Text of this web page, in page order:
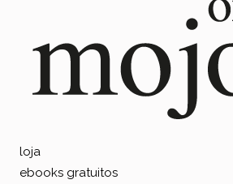
loja
ebooks gratuitos